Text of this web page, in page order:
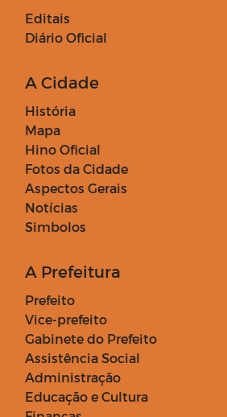
Editais
Diário Oficial
A Cidade
História
Mapa
Hino Oficial
Fotos da Cidade
Aspectos Gerais
Notícias
Simbolos
A Prefeitura
Prefeito
Vice-prefeito
Gabinete do Prefeito
Assistência Social
Administração
Educação e Cultura